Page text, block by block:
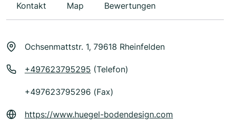
Kontakt Map Bewertungen
Ochsenmattstr. 1, 79618 Rheinfelden
+497623795295 (Telefon)
+497623795296 (Fax)
https://www.huegel-bodendesign.com